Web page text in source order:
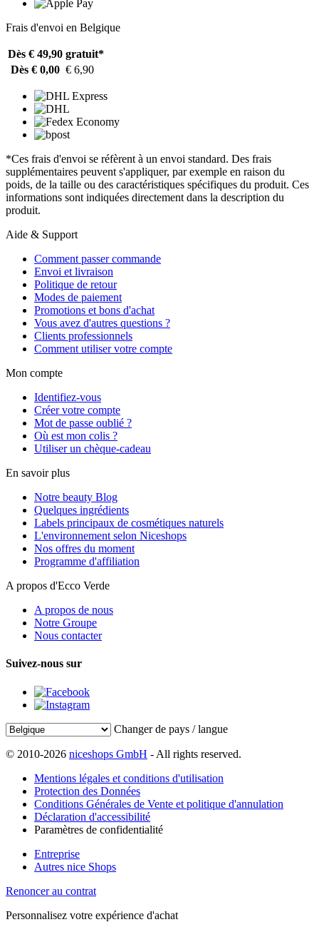
Frais d'envoi en Belgique
Dès € 49,90 gratuit*
Dès € 0,00 € 6,90
*Ces frais d'envoi se réfèrent à un envoi standard. Des frais
supplémentaires peuvent s'appliquer, par exemple en raison du
poids, de la taille ou des caractéristiques spécifiques du produit. Ces
informations sont indiquées directement dans la description du
produit.
Aide & Support
Comment passer commande
Envoi et livraison
Politique de retour
Modes de paiement
Promotions et bons d'achat
Vous avez d'autres questions ?
Clients professionnels
Comment utiliser votre compte
Mon compte
Identifiez-vous
Créer votre compte
Mot de passe oublié ?
Où est mon colis ?
Utiliser un chèque-cadeau
En savoir plus
Notre beauty Blog
Quelques ingrédients
Labels principaux de cosmétiques naturels
L'environnement selon Niceshops
Nos offres du moment
Programme d'affiliation
A propos d'Ecco Verde
A propos de nous
Notre Groupe
Nous contacter
Suivez-nous sur
Changer de pays / langue
© 2010-2026 niceshops GmbH - All rights reserved.
Mentions légales et conditions d'utilisation
Protection des Données
Conditions Générales de Vente et politique d'annulation
Déclaration d'accessibilité
Paramètres de confidentialité
Entreprise
Autres nice Shops
Renoncer au contrat
Personnalisez votre expérience d'achat